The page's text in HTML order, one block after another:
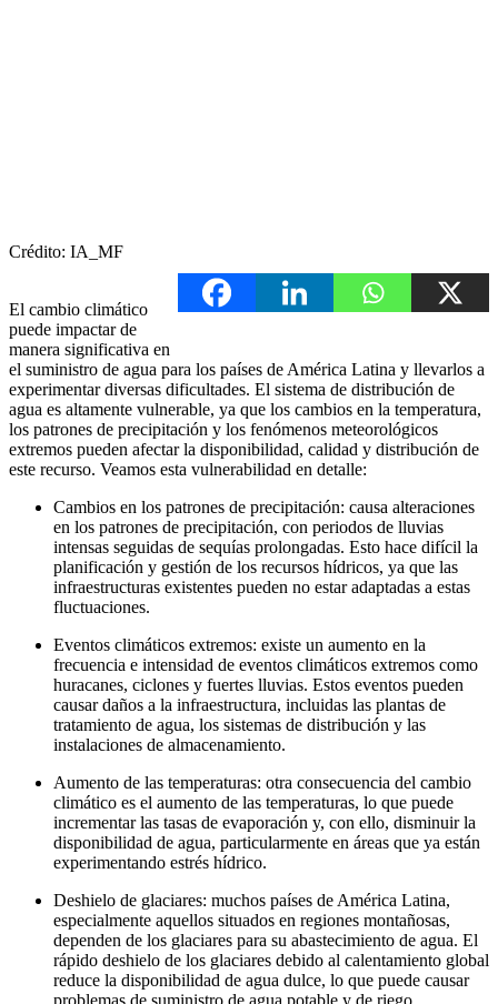
Crédito: IA_MF
El cambio climático
puede impactar de
manera significativa en
el suministro de agua para los países de América Latina y llevarlos a
experimentar diversas dificultades. El sistema de distribución de
agua es altamente vulnerable, ya que los cambios en la temperatura,
los patrones de precipitación y los fenómenos meteorológicos
extremos pueden afectar la disponibilidad, calidad y distribución de
este recurso. Veamos esta vulnerabilidad en detalle:
Cambios en los patrones de precipitación: causa alteraciones
en los patrones de precipitación, con periodos de lluvias
intensas seguidas de sequías prolongadas. Esto hace difícil la
planificación y gestión de los recursos hídricos, ya que las
infraestructuras existentes pueden no estar adaptadas a estas
fluctuaciones.
Eventos climáticos extremos: existe un aumento en la
frecuencia e intensidad de eventos climáticos extremos como
huracanes, ciclones y fuertes lluvias. Estos eventos pueden
causar daños a la infraestructura, incluidas las plantas de
tratamiento de agua, los sistemas de distribución y las
instalaciones de almacenamiento.
Aumento de las temperaturas: otra consecuencia del cambio
climático es el aumento de las temperaturas, lo que puede
incrementar las tasas de evaporación y, con ello, disminuir la
disponibilidad de agua, particularmente en áreas que ya están
experimentando estrés hídrico.
Deshielo de glaciares: muchos países de América Latina,
especialmente aquellos situados en regiones montañosas,
dependen de los glaciares para su abastecimiento de agua. El
rápido deshielo de los glaciares debido al calentamiento global
reduce la disponibilidad de agua dulce, lo que puede causar